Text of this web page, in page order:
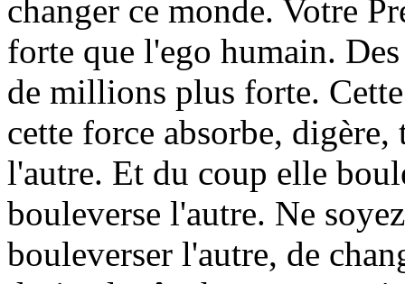
changer ce monde. Votre
forte que l'ego humain.
de millions plus forte.
cette force absorbe,
l'autre. Et du coup elle
bouleverse l'autre. Ne
bouleverser l'autre, de